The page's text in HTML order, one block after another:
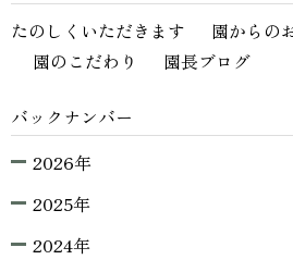
たのしくいただきます
園からの
園のこだわり
園長ブログ
バックナンバー
2026年
2025年
2024年